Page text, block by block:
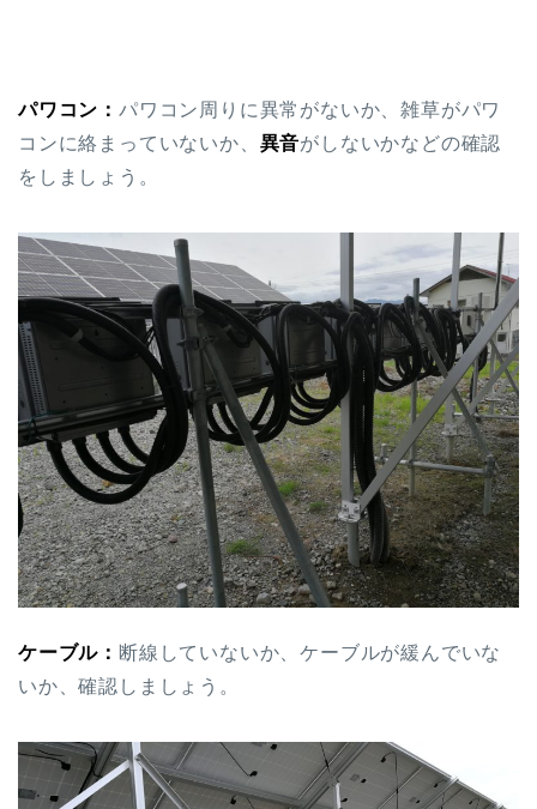
パワコン： パワコン周りに異常がないか、雑草がパワ
コンに絡まっていないか、 異音がしないかなどの確認
をしましょう。
ケーブル： 断線していないか、ケーブルが緩んでいな
いか、確認しましょう。